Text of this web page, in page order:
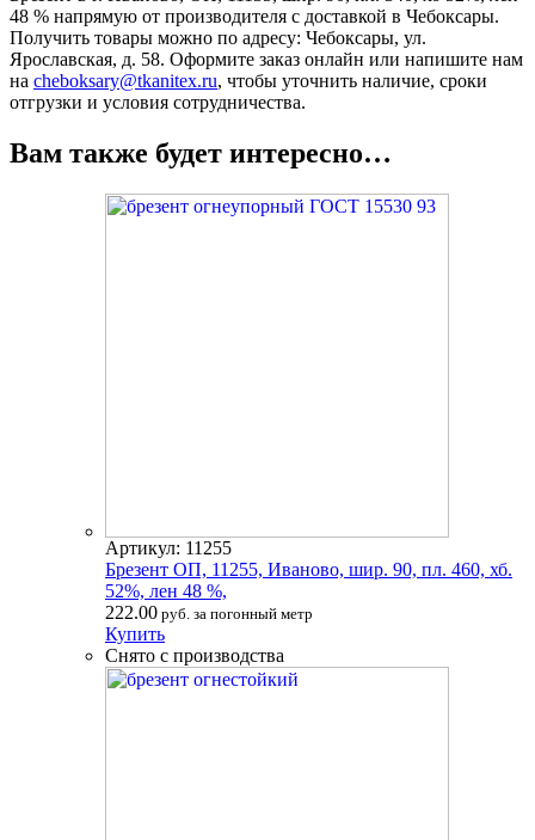
48 % напрямую от производителя с доставкой в Чебоксары.
Получить товары можно по адресу: Чебоксары, ул.
Ярославская, д. 58. Оформите заказ онлайн или напишите нам
на cheboksary@tkanitex.ru, чтобы уточнить наличие, сроки
отгрузки и условия сотрудничества.
Вам также будет интересно…
Артикул: 11255
Брезент ОП, 11255, Иваново, шир. 90, пл. 460, хб.
52%, лен 48 %,
222.00 руб. за погонный метр
Купить
Снято с производства